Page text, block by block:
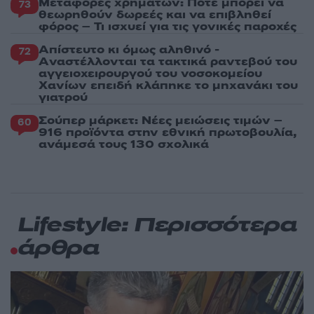
73
θεωρηθούν δωρεές και να επιβληθεί
φόρος – Τι ισχυεί για τις γονικές παροχές
72 Απίστευτο κι όμως αληθινό -
Aναστέλλονται τα τακτικά ραντεβού του
αγγειοχειρουργού του νοσοκομείου
Χανίων επειδή κλάπηκε το μηχανάκι του
γιατρού
60 Σούπερ μάρκετ: Νέες μειώσεις τιμών –
916 προϊόντα στην εθνική πρωτοβουλία,
ανάμεσά τους 130 σχολικά
Lifestyle: Περισσότερα
άρθρα